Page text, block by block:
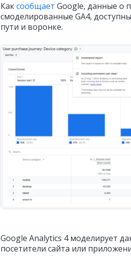
Каксообщает Google, данные о
смоделированные GA4,
пути и воронке.
Google Analytics 4 моделирует
посетители сайта или